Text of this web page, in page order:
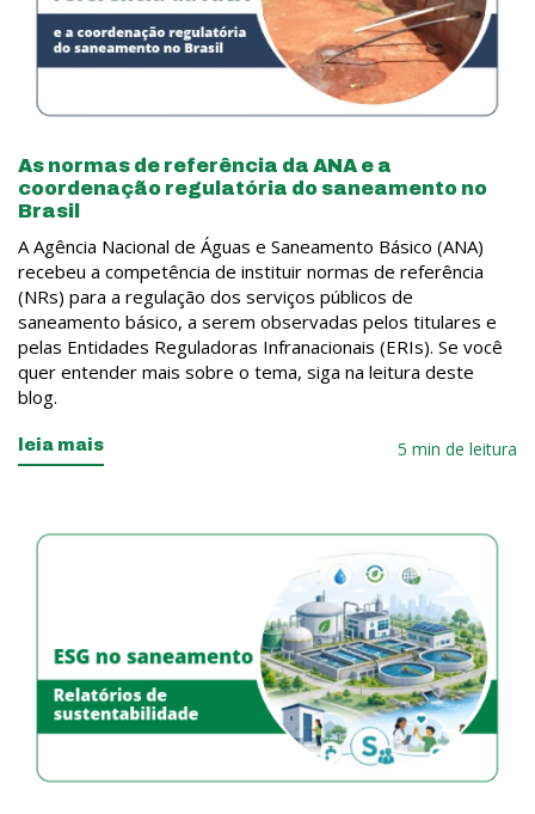
As normas de referência da ANA e a
coordenação regulatória do saneamento no
Brasil
A Agência Nacional de Águas e Saneamento Básico (ANA)
recebeu a competência de instituir normas de referência
(NRs) para a regulação dos serviços públicos de
saneamento básico, a serem observadas pelos titulares e
pelas Entidades Reguladoras Infranacionais (ERIs). Se você
quer entender mais sobre o tema, siga na leitura deste
blog.
leia mais 5 min de leitura